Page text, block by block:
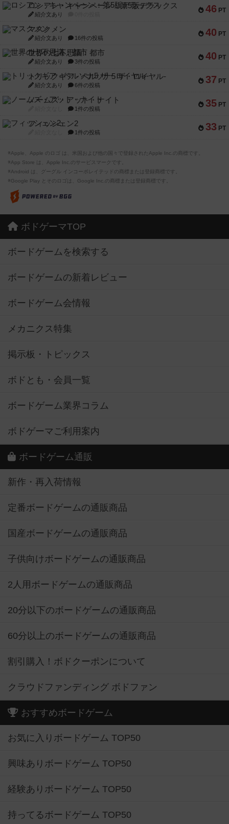
46 PT
ロシアン・キャンペーン：第5版デラックス
紹介文あり
40 PT
マスクメン
紹介文あり 16件の投稿
40 PT
世界の七不思議：都市
紹介文あり 3件の投稿
37 PT
トリックギア - ペルソナ5 ザ・ロイヤル-
紹介文あり 6件の投稿
35 PT
ノームズ・アット・ナイト
1件の投稿
33 PT
フィッシェン2
1件の投稿
※Apple、Apple のロゴ は、米国および他の国々で登録されたApple Inc.の商標です。
※App Store は、Apple Inc.のサービスマークです。
※Android は、グーグル インコーポレイテッドの商標または登録商標です。
※Google Play とそのロゴは、Google Inc.の商標または登録商標です。
ボドゲーマTOP
ボードゲームを検索する
ボードゲームの新着レビュー
ボードゲーム会情報
メカニクス特集
掲示板・トピックス
ボドとも・会員一覧
ボードゲーム業界コラム
ボドゲーマご利用案内
ボードゲーム通販
新作・再入荷情報
定番ボードゲームの通販商品
国産ボードゲームの通販商品
子供向けボードゲームの通販商品
2人用ボードゲームの通販商品
20分以下のボードゲームの通販商品
60分以上のボードゲームの通販商品
割引購入！ボドクーポンについて
クラウドファンディング ボドファン
おすすめボードゲーム
お気に入りボードゲーム TOP50
興味ありボードゲーム TOP50
経験ありボードゲーム TOP50
持ってるボードゲーム TOP50